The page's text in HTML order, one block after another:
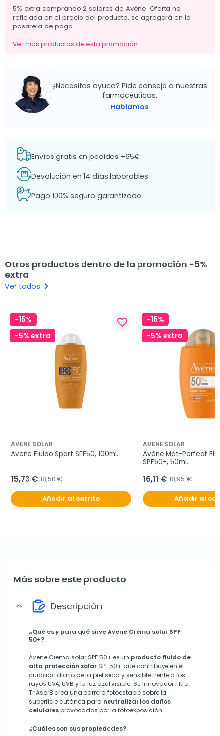
5% extra comprando 2 solares de Avène. Oferta no
reflejada en el precio del producto, se agregará en la
pasarela de pago.
Ver más productos de esta promoción
¿Necesitas ayuda? Pide consejo a nuestras
farmacéuticas.
Hablamos
Envíos gratis en pedidos +65€
Devolución en 14 días laborables
Pago 100% seguro garantizado
Otros productos dentro de la promoción -5%
extra
Ver todos keyboard_arrow_right
-15%
-5% extra
favorite_border
AVENE SOLAR
Avene Fluido Sport SPF50, 100ml.
15,73 € 18,50 €
Añadir al carrito
-15%
-5% extra
AVENE SOLAR
Avène Mat-Perfect
SPF50+, 50ml.
16,11 € 18,95 €
Añadir al
Más sobre este producto
expand_more Descripción
¿Qué es y para qué sirve Avene Crema solar SPF
50+?
Avene Crema solar SPF 50+ es un producto fluido de
alta protección solar SPF 50+ que contribuye en el
cuidado diario de la piel seca y sensible frente a los
rayos UVA, UVB y la luz azul visible. Su innovador filtro
TriAsorB crea una barrera fotoestable sobre la
superficie cutánea para neutralizar los daños
celularesprovocados por la fotoexposición.
¿Cuáles son sus propiedades?